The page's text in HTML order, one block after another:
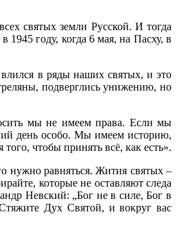
святых земли Русской. И тогда
1945 году, когда 6 мая, на Пасху, в
в ряды наших святых, и это
подверглись унижению, но
мы не имеем права. Если мы
день особо. Мы имеем историю,
чтобы принять всё, как есть».
нужно равняться. Жития святых –
которые не оставляют следа
Невский: „Бог не в силе, Бог в
Дух Святой, и вокруг вас